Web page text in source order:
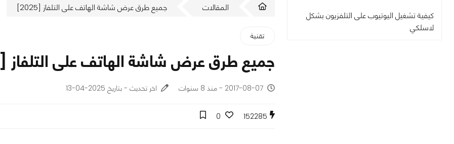
كيفية تشغيل اليوتيوب على التلفزيون بشكل
لاسلكي
المقالات جميع طرق عرض شاشة الهاتف على التلفاز [2025]
تقنية
جميع طرق عرض شاشة الهاتف على التلفاز [2025]
2017-08-07 - منذ 8 سنوات اخر تحديث - بتاريخ 2025-04-13
152285
0